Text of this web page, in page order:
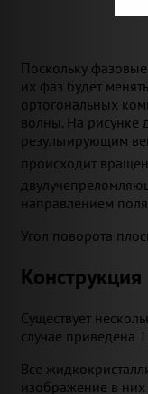
Поскольку
их фаз будет
ортогональных
волны. На рисунке
результирующим
происходит
направлением
Угол поворота
Существует
случае приведена
Все
изображение в них